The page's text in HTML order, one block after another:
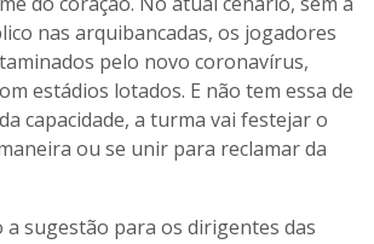
nas arquibancadas, os jogadores
pelo novo coronavírus,
estádios lotados. E não tem essa de
capacidade, a turma vai festejar o
ou se unir para reclamar da
a sugestão para os dirigentes das